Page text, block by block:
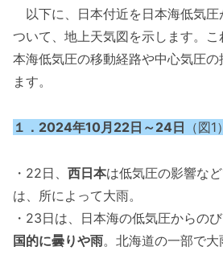
以下に、日本付近を日本海低気圧
ついて、地上天気図を示します。
本海低気圧の移動経路や中心気圧
ます。
１．2024年10月22日～24日 （図1）
・22日、 西日本は低気圧の影響な
は、所によって大雨。
・23日は、日本海の低気圧からのび
国的に曇りや雨。北海道の一部で大